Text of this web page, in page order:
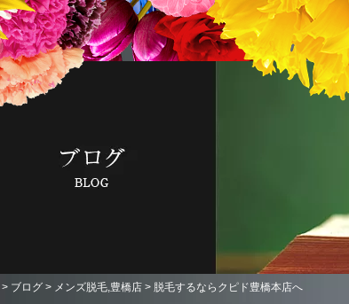
> ブログ > メンズ脱毛,豊橋店 > 脱毛するならクピド豊橋本店へ